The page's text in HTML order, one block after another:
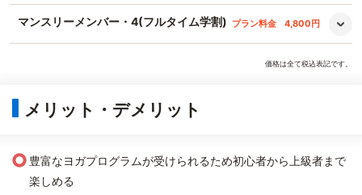
マンスリーメンバー・4(フルタイム学割) プラン料金 4,800円
価格は全て税込表記です。
メリット・デメリット
○ 豊富なヨガプログラムが受けられるため初心者から上級者まで
楽しめる